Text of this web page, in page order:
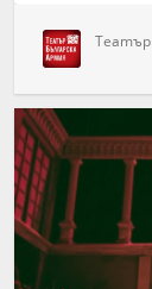
Театър